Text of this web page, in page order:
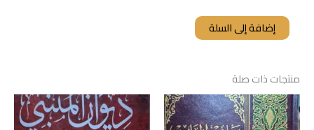
إضافة إلى السلة
منتجات ذات صلة